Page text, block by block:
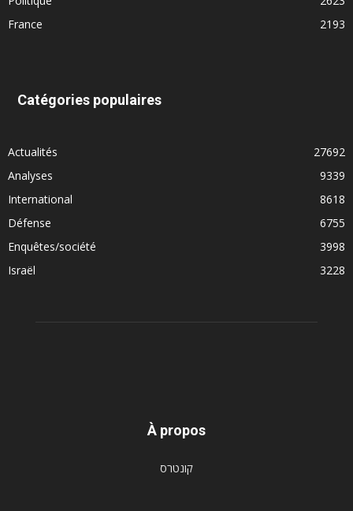
France
2193
Catégories populaires
Actualités
27692
Analyses
9339
International
8618
Défense
6755
Enquêtes/société
3998
Israël
3228
À propos
קונטרס